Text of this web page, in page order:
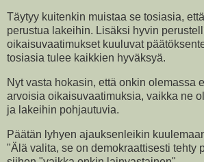
Täytyy kuitenkin muistaa se tosiasia,
perustua lakeihin. Lisäksi hyvin
oikaisuvaatimukset kuuluvat
tosiasia tulee kaikkien hyväksyä.
Nyt vasta hokasin, että onkin olemassa
arvoisia oikaisuvaatimuksia, vaikka ne
ja lakeihin pohjautuvia.
Päätän lyhyen ajauksenleikin
"Älä valita, se on demokraattisesti tehty